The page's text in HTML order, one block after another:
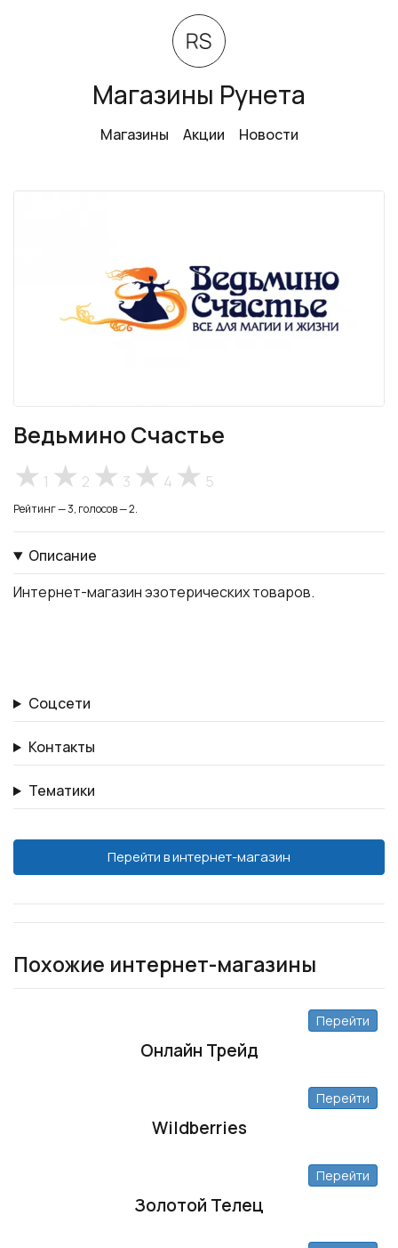
Магазины Рунета
Магазины Акции Новости
Ведьмино Счастье
1 2 3 4 5
Рейтинг — 3, голосов — 2.
Описание
Интернет-магазин эзотерических товаров.
Соцсети
Контакты
Тематики
Перейти в интернет-магазин
Похожие интернет-магазины
Онлайн Трейд
Перейти
Wildberries
Перейти
Золотой Телец
Перейти